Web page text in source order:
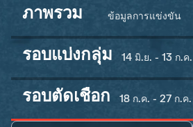
ภาพรวม ข้อมูลการแข่งขัน
รอบแบ่งกลุ่ม 14 มิ.ย. - 13 ก.ค.
รอบตัดเชือก 18 ก.ค. - 27 ก.ค.